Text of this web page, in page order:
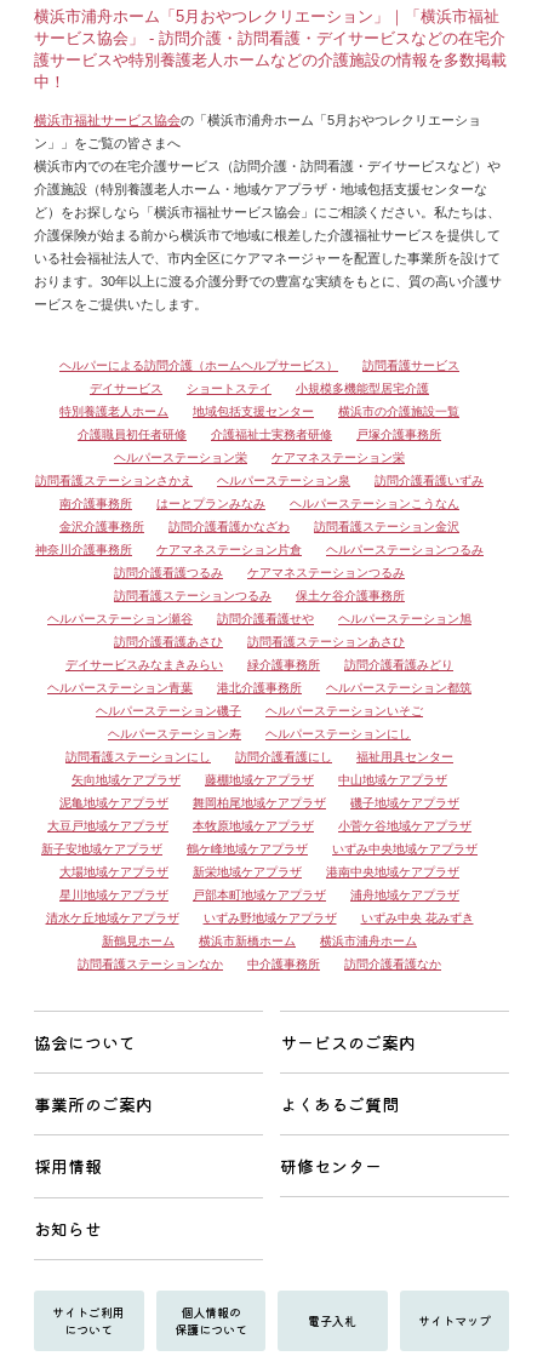
横浜市浦舟ホーム「5月おやつレクリエーション」｜「横浜市福祉
サービス協会」 - 訪問介護・訪問看護・デイサービスなどの在宅介
護サービスや特別養護老人ホームなどの介護施設の情報を多数掲載
中！
横浜市福祉サービス協会の「横浜市浦舟ホーム「5月おやつレクリエーショ
ン」」をご覧の皆さまへ
横浜市内での在宅介護サービス（訪問介護・訪問看護・デイサービスなど）や
介護施設（特別養護老人ホーム・地域ケアプラザ・地域包括支援センターな
ど）をお探しなら「横浜市福祉サービス協会」にご相談ください。私たちは、
介護保険が始まる前から横浜市で地域に根差した介護福祉サービスを提供して
いる社会福祉法人で、市内全区にケアマネージャーを配置した事業所を設けて
おります。30年以上に渡る介護分野での豊富な実績をもとに、質の高い介護サ
ービスをご提供いたします。
ヘルパーによる訪問介護（ホームヘルプサービス）
訪問看護サービス
デイサービス
ショートステイ
小規模多機能型居宅介護
特別養護老人ホーム
地域包括支援センター
横浜市の介護施設一覧
介護職員初任者研修
介護福祉士実務者研修
戸塚介護事務所
ヘルパーステーション栄
ケアマネステーション栄
訪問看護ステーションさかえ
ヘルパーステーション泉
訪問介護看護いずみ
南介護事務所
はーとプランみなみ
ヘルパーステーションこうなん
金沢介護事務所
訪問介護看護かなざわ
訪問看護ステーション金沢
神奈川介護事務所
ケアマネステーション片倉
ヘルパーステーションつるみ
訪問介護看護つるみ
ケアマネステーションつるみ
訪問看護ステーションつるみ
保土ケ谷介護事務所
ヘルパーステーション瀬谷
訪問介護看護せや
ヘルパーステーション旭
訪問介護看護あさひ
訪問看護ステーションあさひ
デイサービスみなまきみらい
緑介護事務所
訪問介護看護みどり
ヘルパーステーション青葉
港北介護事務所
ヘルパーステーション都筑
ヘルパーステーション磯子
ヘルパーステーションいそご
ヘルパーステーション寿
ヘルパーステーションにし
訪問看護ステーションにし
訪問介護看護にし
福祉用具センター
矢向地域ケアプラザ
藤棚地域ケアプラザ
中山地域ケアプラザ
泥亀地域ケアプラザ
舞岡柏尾地域ケアプラザ
磯子地域ケアプラザ
大豆戸地域ケアプラザ
本牧原地域ケアプラザ
小菅ケ谷地域ケアプラザ
新子安地域ケアプラザ
鶴ケ峰地域ケアプラザ
いずみ中央地域ケアプラザ
大場地域ケアプラザ
新栄地域ケアプラザ
港南中央地域ケアプラザ
星川地域ケアプラザ
戸部本町地域ケアプラザ
浦舟地域ケアプラザ
清水ケ丘地域ケアプラザ
いずみ野地域ケアプラザ
いずみ中央 花みずき
新鶴見ホーム
横浜市新橋ホーム
横浜市浦舟ホーム
訪問看護ステーションなか
中介護事務所 訪問介護看護なか
協会について サービスのご案内
事業所のご案内 よくあるご質問
採用情報 研修センター
お知らせ
サイトご利用
について
個人情報の
保護について
電子入札 サイトマップ